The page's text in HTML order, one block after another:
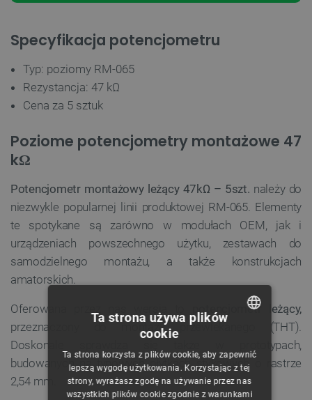
Specyfikacja potencjometru
Typ: poziomy RM-065
Rezystancja: 47 kΩ
Cena za 5 sztuk
Poziome potencjometry montażowe 47
kΩ
Potencjometr montażowy leżący 47kΩ – 5szt. należy do
niezwykle popularnej linii produktowej RM-065. Elementy
te spotykane są zarówno w modułach OEM, jak i
urządzeniach powszechnego użytku, zestawach do
samodzielnego montażu, a także konstrukcjach
amatorskich.
Oferowana przez nas wersja to potencjometr
leżący,
przeznaczony do montażu przewlekanego (THT).
Doskonale sprawdza się także w prototypach,
budowanych na typowych płytkach stykowych o rastrze
2,54 mm.
CZECH
ENGLISH
Ta strona używa plików
cookie
Ta strona korzysta z plików cookie, aby zapewnić
lepszą wygodę użytkowania. Korzystając z tej
strony, wyrażasz zgodę na używanie przez nas
wszystkich plików cookie zgodnie z warunkami